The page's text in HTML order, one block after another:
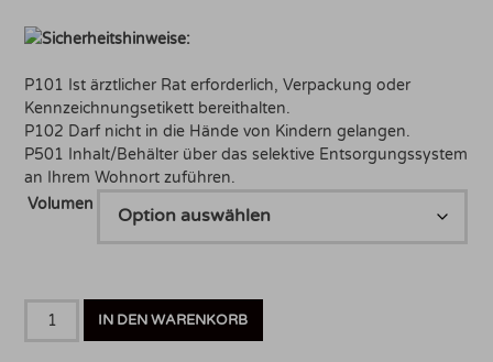
Sicherheitshinweise:
P101 Ist ärztlicher Rat erforderlich, Verpackung oder
Kennzeichnungsetikett bereithalten.
P102 Darf nicht in die Hände von Kindern gelangen.
P501 Inhalt/Behälter über das selektive Entsorgungssystem
an Ihrem Wohnort zuführen.
Volumen
ADBL
IN DEN WARENKORB